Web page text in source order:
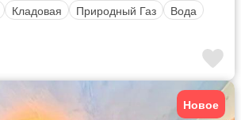
Кладовая Природный Газ
Вода
Новое